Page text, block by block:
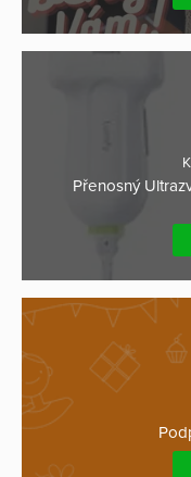
Přenosný